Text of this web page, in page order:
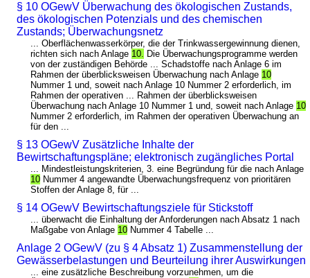
§ 10 OGewV Überwachung des ökologischen Zustands,
des ökologischen Potenzials und des chemischen
Zustands; Überwachungsnetz
... Oberflächenwasserkörper, die der Trinkwassergewinnung dienen,
richten sich nach Anlage 10. Die Überwachungsprogramme werden
von der zuständigen Behörde ... Schadstoffe nach Anlage 6 im
Rahmen der überblicksweisen Überwachung nach Anlage 10
Nummer 1 und, soweit nach Anlage 10 Nummer 2 erforderlich, im
Rahmen der operativen ... Rahmen der überblicksweisen
Überwachung nach Anlage 10 Nummer 1 und, soweit nach Anlage 10
Nummer 2 erforderlich, im Rahmen der operativen Überwachung an
für den ...
§ 13 OGewV Zusätzliche Inhalte der
Bewirtschaftungspläne; elektronisch zugängliches Portal
... Mindestleistungskriterien, 3. eine Begründung für die nach Anlage
10 Nummer 4 angewandte Überwachungsfrequenz von prioritären
Stoffen der Anlage 8, für ...
§ 14 OGewV Bewirtschaftungsziele für Stickstoff
... überwacht die Einhaltung der Anforderungen nach Absatz 1 nach
Maßgabe von Anlage 10 Nummer 4 Tabelle ...
Anlage 2 OGewV (zu § 4 Absatz 1) Zusammenstellung der
Gewässerbelastungen und Beurteilung ihrer Auswirkungen
... eine zusätzliche Beschreibung vorzunehmen, um die